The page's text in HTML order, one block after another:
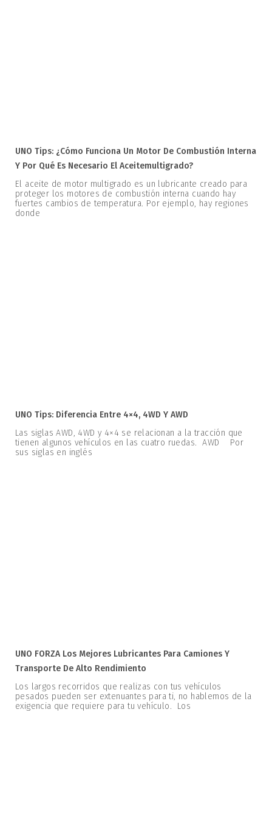
UNO Tips: ¿Cómo Funciona Un Motor De Combustión Interna
Y Por Qué Es Necesario El Aceitemultigrado?
El aceite de motor multigrado es un lubricante creado para
proteger los motores de combustión interna cuando hay
fuertes cambios de temperatura. Por ejemplo, hay regiones
donde
UNO Tips: Diferencia Entre 4×4, 4WD Y AWD
Las siglas AWD, 4WD y 4×4 se relacionan a la tracción que
tienen algunos vehículos en las cuatro ruedas. AWD Por
sus siglas en inglés
UNO FORZA Los Mejores Lubricantes Para Camiones Y
Transporte De Alto Rendimiento
Los largos recorridos que realizas con tus vehículos
pesados pueden ser extenuantes para ti, no hablemos de la
exigencia que requiere para tu vehículo. Los